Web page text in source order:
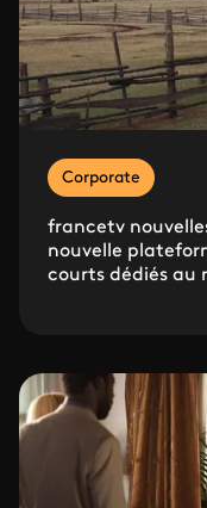
Corporate
francetv
nouvelle
courts dédiés au